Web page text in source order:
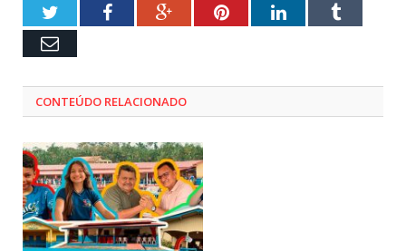
TwitterFacebookGoogle+PinterestLinkedInTumblr
Email
CONTEÚDO RELACIONADO